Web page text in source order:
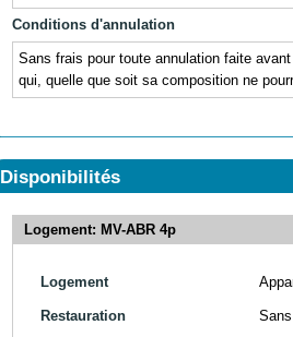
Conditions d'annulation
Sans frais pour toute annulation faite
qui, quelle que soit sa composition ne
Disponibilités
Logement: MV-ABR 4p
Logement
Restauration Sans